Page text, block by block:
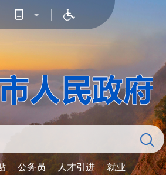
公务员 人才引进 就业